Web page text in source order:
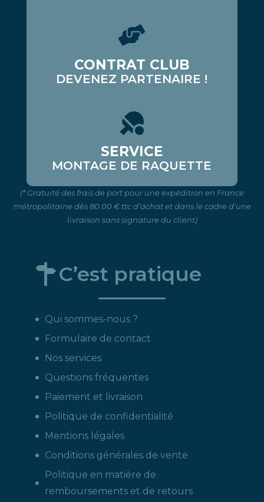
CONTRAT CLUB
DEVENEZ PARTENAIRE !
SERVICE
MONTAGE DE RAQUETTE
(* Gratuité des frais de port pour une expédition en France
métropolitaine dès 80.00 € ttc d’achat et dans le cadre d’une
livraison sans signature du client)
C’est pratique
Qui sommes-nous ?
Formulaire de contact
Nos services
Questions fréquentes
Paiement et livraison
Politique de confidentialité
Mentions légales
Conditions générales de vente
Politique en matière de
remboursements et de retours